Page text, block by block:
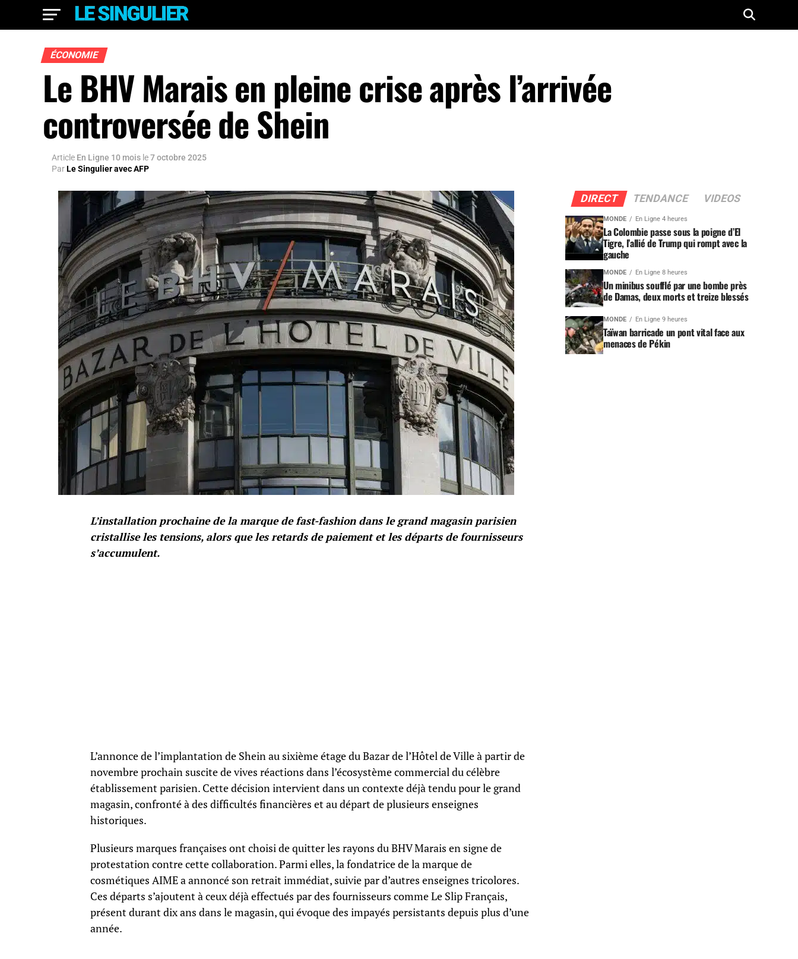
ÉCONOMIE
Le BHV Marais en pleine crise après l’arrivée
controversée de Shein
Article En Ligne 10 mois le7 octobre 2025
ParLe Singulier avec AFP
L’installation prochaine de la marque de fast-fashion dans le grand magasin parisien
cristallise les tensions, alors que les retards de paiement et les départs de fournisseurs
s’accumulent.
L’annonce de l’implantation de Shein au sixième étage du Bazar de l’Hôtel de Ville à partir de
novembre prochain suscite de vives réactions dans l’écosystème commercial du célèbre
établissement parisien. Cette décision intervient dans un contexte déjà tendu pour le grand
magasin, confronté à des difficultés financières et au départ de plusieurs enseignes
historiques.
Plusieurs marques françaises ont choisi de quitter les rayons du BHV Marais en signe de
protestation contre cette collaboration. Parmi elles, la fondatrice de la marque de
cosmétiques AIME a annoncé son retrait immédiat, suivie par d’autres enseignes tricolores.
Ces départs s’ajoutent à ceux déjà effectués par des fournisseurs comme Le Slip Français,
présent durant dix ans dans le magasin, qui évoque des impayés persistants depuis plus d’une
année.
DIRECT TENDANCE VIDEOS
MONDE En Ligne 4 heures
La Colombie passe sous la poigne d’El
Tigre, l’allié de Trump qui rompt avec la
gauche
MONDE En Ligne 8 heures
Un minibus soufflé par une bombe près
de Damas, deux morts et treize blessés
MONDE En Ligne 9 heures
Taïwan barricade un pont vital face aux
menaces de Pékin